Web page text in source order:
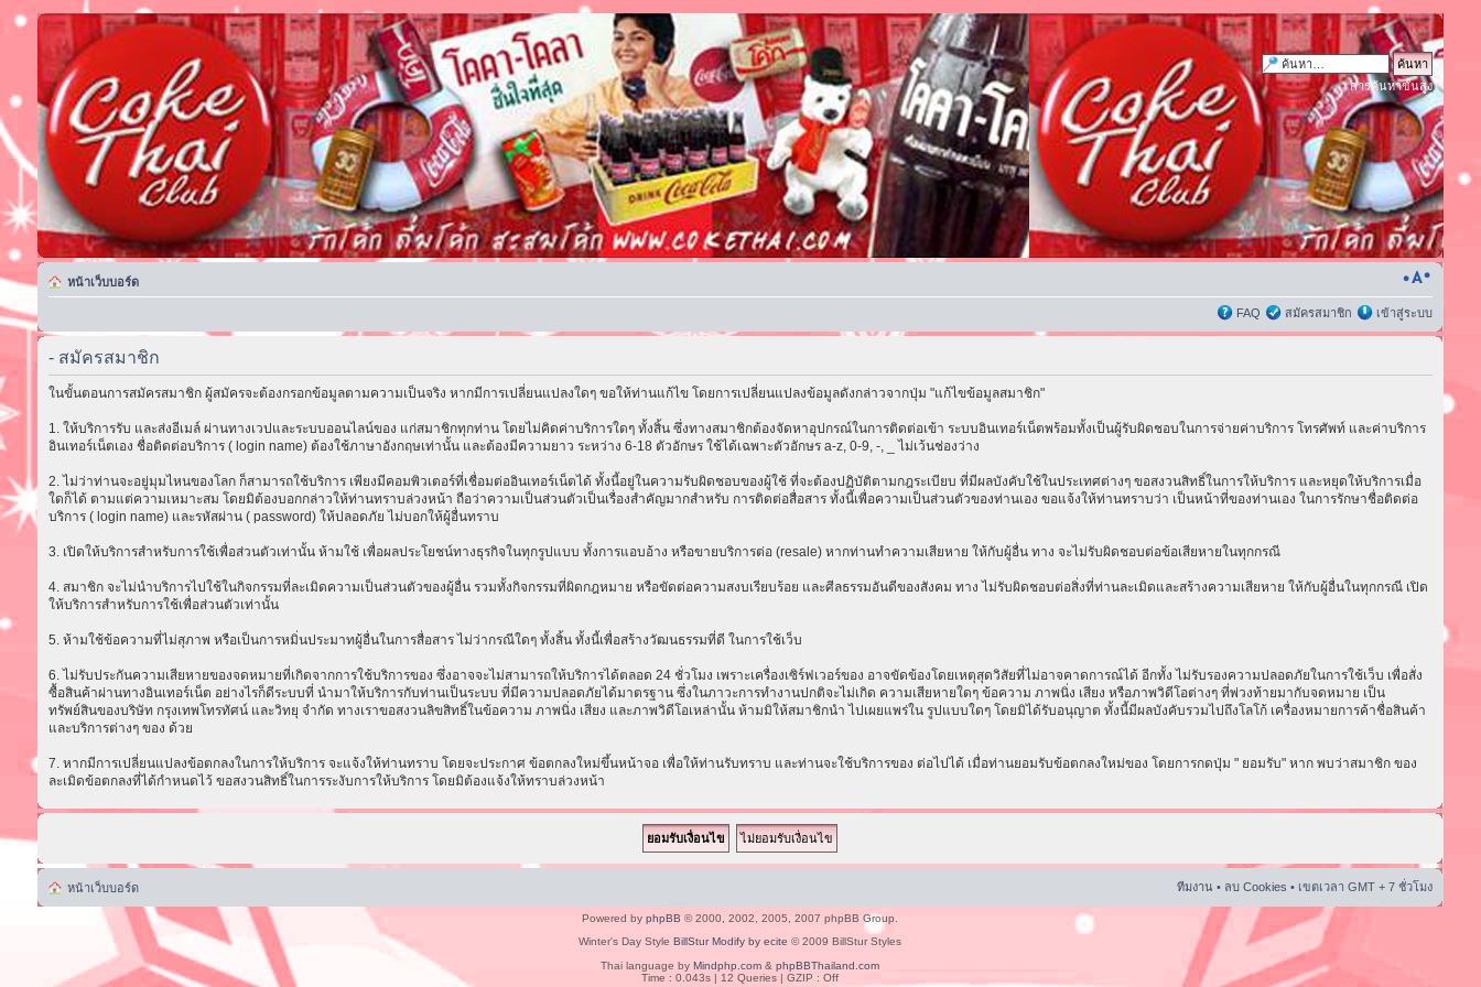
การค้นหาขั้นสูง
หน้าเว็บบอร์ด
FAQ สมัครสมาชิก เข้าสู่ระบบ
- สมัครสมาชิก
ในขั้นตอนการสมัครสมาชิก ผู้สมัครจะต้องกรอกข้อมูลตามความเป็นจริง หากมีการเปลี่ยนแปลงใดๆ ขอให้ท่านแก้ไข โดยการเปลี่ยนแปลงข้อมูลดังกล่าวจากปุ่ม "แก้ไขข้อมูลสมาชิก"
1. ให้บริการรับ และส่งอีเมล์ ผ่านทางเวปและระบบออนไลน์ของ แก่สมาชิกทุกท่าน โดยไม่คิดค่าบริการใดๆ ทั้งสิ้น ซึ่งทางสมาชิกต้องจัดหาอุปกรณ์ในการติดต่อเข้า ระบบอินเทอร์เน็ตพร้อมทั้งเป็นผู้รับผิดชอบในการจ่ายค่าบริการ โทรศัพท์ และค่าบริการ
อินเทอร์เน็ตเอง ชื่อติดต่อบริการ ( login name) ต้องใช้ภาษาอังกฤษเท่านั้น และต้องมีความยาว ระหว่าง 6-18 ตัวอักษร ใช้ได้เฉพาะตัวอักษร a-z, 0-9, -, _ ไม่เว้นช่องว่าง
2. ไม่ว่าท่านจะอยู่มุมไหนของโลก ก็สามารถใช้บริการ เพียงมีคอมพิวเตอร์ที่เชื่อมต่ออินเทอร์เน็ตได้ ทั้งนี้อยู่ในความรับผิดชอบของผู้ใช้ ที่จะต้องปฏิบัติตามกฎระเบียบ ที่มีผลบังคับใช้ในประเทศต่างๆ ขอสงวนสิทธิ์ในการให้บริการ และหยุดให้บริการเมื่อ
ใดก็ได้ ตามแต่ความเหมาะสม โดยมิต้องบอกกล่าวให้ท่านทราบล่วงหน้า ถือว่าความเป็นส่วนตัวเป็นเรื่องสำคัญมากสำหรับ การติดต่อสื่อสาร ทั้งนี้เพื่อความเป็นส่วนตัวของท่านเอง ขอแจ้งให้ท่านทราบว่า เป็นหน้าที่ของท่านเอง ในการรักษาชื่อติดต่อ
บริการ ( login name) และรหัสผ่าน ( password) ให้ปลอดภัย ไม่บอกให้ผู้อื่นทราบ
3. เปิดให้บริการสำหรับการใช้เพื่อส่วนตัวเท่านั้น ห้ามใช้ เพื่อผลประโยชน์ทางธุรกิจในทุกรูปแบบ ทั้งการแอบอ้าง หรือขายบริการต่อ (resale) หากท่านทำความเสียหาย ให้กับผู้อื่น ทาง จะไม่รับผิดชอบต่อข้อเสียหายในทุกกรณี
4. สมาชิก จะไม่นำบริการไปใช้ในกิจกรรมที่ละเมิดความเป็นส่วนตัวของผู้อื่น รวมทั้งกิจกรรมที่ผิดกฎหมาย หรือขัดต่อความสงบเรียบร้อย และศีลธรรมอันดีของสังคม ทาง ไม่รับผิดชอบต่อสิ่งที่ท่านละเมิดและสร้างความเสียหาย ให้กับผู้อื่นในทุกกรณี เปิด
ให้บริการสำหรับการใช้เพื่อส่วนตัวเท่านั้น
5. ห้ามใช้ข้อความที่ไม่สุภาพ หรือเป็นการหมิ่นประมาทผู้อื่นในการสื่อสาร ไม่ว่ากรณีใดๆ ทั้งสิ้น ทั้งนี้เพื่อสร้างวัฒนธรรมที่ดี ในการใช้เว็บ
6. ไม่รับประกันความเสียหายของจดหมายที่เกิดจากการใช้บริการของ ซึ่งอาจจะไม่สามารถให้บริการได้ตลอด 24 ชั่วโมง เพราะเครื่องเซิร์ฟเวอร์ของ อาจขัดข้องโดยเหตุสุดวิสัยที่ไม่อาจคาดการณ์ได้ อีกทั้ง ไม่รับรองความปลอดภัยในการใช้เว็บ เพื่อสั่ง
ซื้อสินค้าผ่านทางอินเทอร์เน็ต อย่างไรก็ดีระบบที่ นำมาให้บริการกับท่านเป็นระบบ ที่มีความปลอดภัยได้มาตรฐาน ซึ่งในภาวะการทำงานปกติจะไม่เกิด ความเสียหายใดๆ ข้อความ ภาพนิ่ง เสียง หรือภาพวิดีโอต่างๆ ที่พ่วงท้ายมากับจดหมาย เป็น
ทรัพย์สินของบริษัท กรุงเทพโทรทัศน์ และวิทยุ จำกัด ทางเราขอสงวนลิขสิทธิ์ในข้อความ ภาพนิ่ง เสียง และภาพวิดีโอเหล่านั้น ห้ามมิให้สมาชิกนำ ไปเผยแพร่ใน รูปแบบใดๆ โดยมิได้รับอนุญาต ทั้งนี้มีผลบังคับรวมไปถึงโลโก้ เครื่องหมายการค้าชื่อสินค้า
และบริการต่างๆ ของ ด้วย
7. หากมีการเปลี่ยนแปลงข้อตกลงในการให้บริการ จะแจ้งให้ท่านทราบ โดยจะประกาศ ข้อตกลงใหม่ขึ้นหน้าจอ เพื่อให้ท่านรับทราบ และท่านจะใช้บริการของ ต่อไปได้ เมื่อท่านยอมรับข้อตกลงใหม่ของ โดยการกดปุ่ม " ยอมรับ" หาก พบว่าสมาชิก ของ
ละเมิดข้อตกลงที่ได้กำหนดไว้ ขอสงวนสิทธิ์ในการระงับการให้บริการ โดยมิต้องแจ้งให้ทราบล่วงหน้า
หน้าเว็บบอร์ด ทีมงาน • ลบ Cookies • เขตเวลา GMT + 7 ชั่วโมง
Powered byphpBB © 2000, 2002, 2005, 2007 phpBB Group.
Winter's Day StyleBillStur Modify by ecite © 2009 BillStur Styles
Thai language byMindphp.com &phpBBThailand.com
Time : 0.043s | 12 Queries | GZIP : Off